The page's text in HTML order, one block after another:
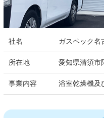
社名 ガスペック名
所在地 愛知県清須市
事業内容 浴室乾燥機及